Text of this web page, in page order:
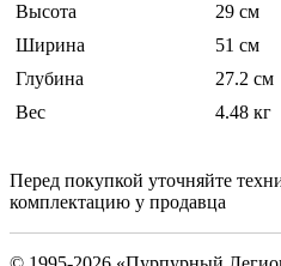
Высота
29 см
Ширина
51 см
Глубина
27.2 см
Вес
4.48 кг
Перед покупкой уточняйте
комплектацию у продавца